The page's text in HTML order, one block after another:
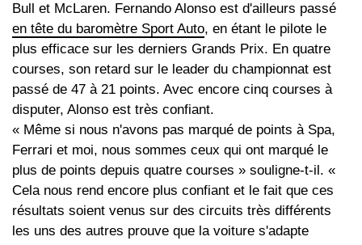
Bull et McLaren. Fernando Alonso est d'ailleurs passé
en tête du baromètre Sport Auto, en étant le pilote le
plus efficace sur les derniers Grands Prix. En quatre
courses, son retard sur le leader du championnat est
passé de 47 à 21 points. Avec encore cinq courses à
disputer, Alonso est très confiant.
« Même si nous n'avons pas marqué de points à Spa,
Ferrari et moi, nous sommes ceux qui ont marqué le
plus de points depuis quatre courses » souligne-t-il. «
Cela nous rend encore plus confiant et le fait que ces
résultats soient venus sur des circuits très différents
les uns des autres prouve que la voiture s'adapte